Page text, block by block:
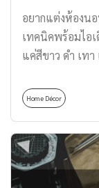
อยากแต่งห้องน
เทคนิคพร้อมไอ
แค่สีขาว ดำ เท
Home Décor